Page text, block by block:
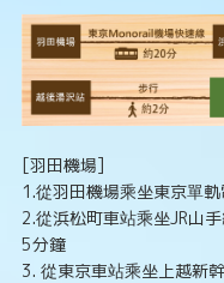
[羽田機場]
1.從羽田機場乘坐東京單
2.從浜松町車站乘坐JR山
5分鐘
3. 從東京車站乘坐上越新